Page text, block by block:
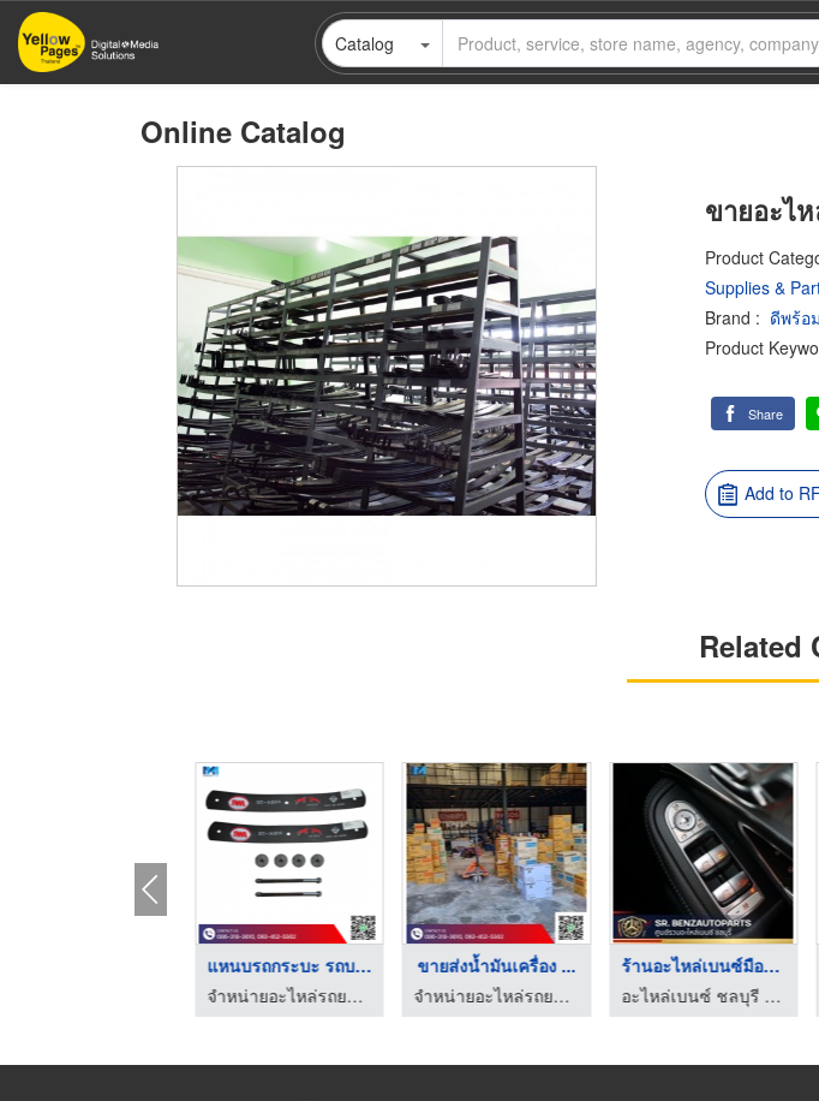
Skip
main
Catalog
Online Catalog
ขายอะไ
Product
Supplies &
Brand : ดีพร้อ
Product
Share
Add to
Related
แหนบรถกระบะ รถบรรทุก ...
จำหน่ายอะไหล่รถยนต์ เสริมแหนบ เพลาลอย
ขายส่งน้ำมันเครื่อง ...
จำหน่ายอะไหล่รถยนต์ เสริมแหนบ เพลาลอย
ร้านอะไหล่เบนซ์มือสอ ...
อะไหล่เบนซ์ ชลบุรี - เบนซ์ศิริ